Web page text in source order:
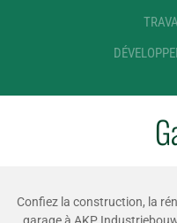
Confiez la construction, la
garage à AKP